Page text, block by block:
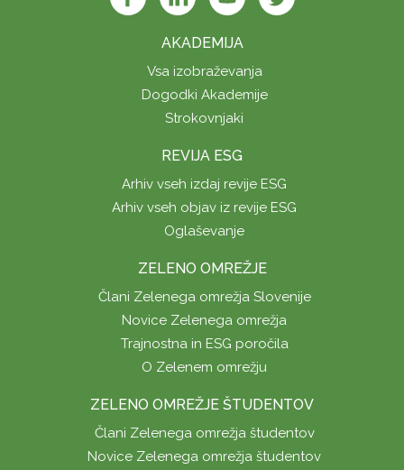
AKADEMIJA
Vsa izobraževanja
Dogodki Akademije
Strokovnjaki
REVIJA ESG
Arhiv vseh izdaj revije ESG
Arhiv vseh objav iz revije ESG
Oglaševanje
ZELENO OMREŽJE
Člani Zelenega omrežja Slovenije
Novice Zelenega omrežja
Trajnostna in ESG poročila
O Zelenem omrežju
ZELENO OMREŽJE ŠTUDENTOV
Člani Zelenega omrežja študentov
Novice Zelenega omrežja študentov